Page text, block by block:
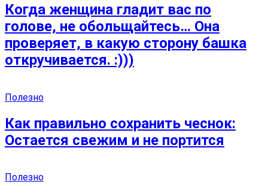
Когда женщина гладит вас по
голове, не обольщайтесь… Она
проверяет, в какую сторону башка
откручивается. :)))
Полезно
Как правильно сохранить чеснок:
Остается свежим и не портится
Полезно